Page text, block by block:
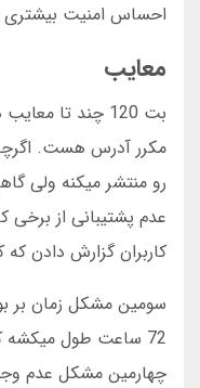
احساس امنیت بیشتری
معایب
بت 120 چند تا
رو منتشر میکنه ولی
عدم پشتیبانی از
کاربران گزارش دادن
سومین مشکل زمان بر
72 ساعت طول
چهارمین مشکل عدم